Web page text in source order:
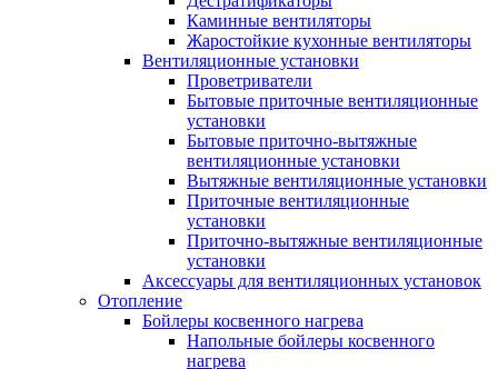
Каминные вентиляторы
Жаростойкие кухонные вентиляторы
Вентиляционные установки
Проветриватели
Бытовые приточные вентиляционные
установки
Бытовые приточно-вытяжные
вентиляционные установки
Вытяжные вентиляционные установки
Приточные вентиляционные
установки
Приточно-вытяжные вентиляционные
установки
Аксессуары для вентиляционных установок
Отопление
Бойлеры косвенного нагрева
Напольные бойлеры косвенного
нагрева